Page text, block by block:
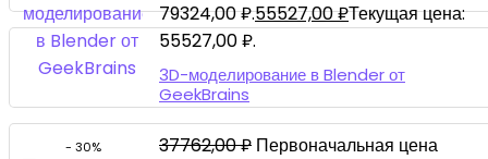
79324,00 ₽.55527,00₽Текущая цена:
55527,00 ₽.
3D-моделирование в Blender от
GeekBrains
- 30% 37762,00₽ Первоначальная цена